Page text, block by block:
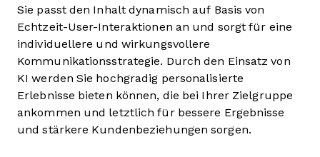
Sie passt den Inhalt dynamisch auf Basis von
Echtzeit-User-Interaktionen an und sorgt für eine
individuellere und wirkungsvollere
Kommunikationsstrategie. Durch den Einsatz von
KI werden Sie hochgradig personalisierte
Erlebnisse bieten können, die bei Ihrer Zielgruppe
ankommen und letztlich für bessere Ergebnisse
und stärkere Kundenbeziehungen sorgen.